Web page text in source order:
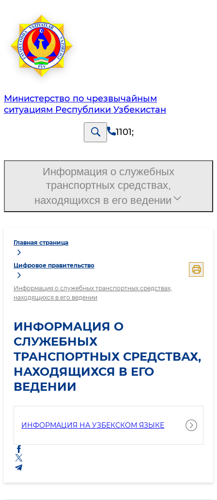
Министерство по чрезвычайным
ситуациям Республики Узбекистан
1101;
Главная страница
Цифровое правительство
Информация о служебных транспортных средствах,
находящихся в его ведении
ИНФОРМАЦИЯ О
СЛУЖЕБНЫХ
ТРАНСПОРТНЫХ СРЕДСТВАХ,
НАХОДЯЩИХСЯ В ЕГО
ВЕДЕНИИ
ИНФОРМАЦИЯ НА УЗБЕКСКОМ ЯЗЫКЕ
Информация о служебных
транспортных средствах,
находящихся в его ведении